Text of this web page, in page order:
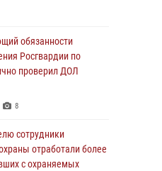
местный житель
для добровольной
обязанности
обязанности
Росгвардии по
проверил ДОЛ
8
сотрудники
отработали более
с охраняемых